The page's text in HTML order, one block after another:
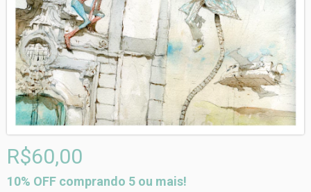
R$60,00
10% OFF comprando 5 ou mais!